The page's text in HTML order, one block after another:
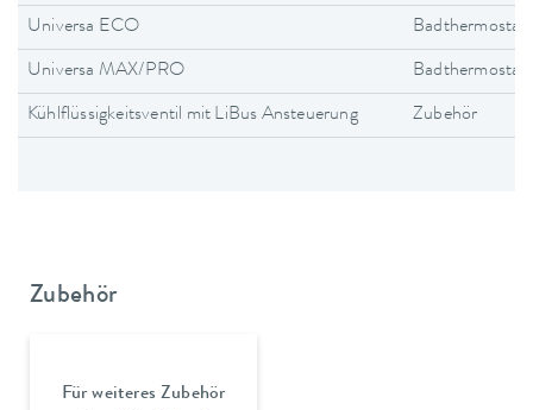
Universa ECO
Universa MAX/PRO
Kühlflüssigkeitsventil mit LiBus Ansteuerung Zubehör
Zubehör
Für weiteres Zubehör